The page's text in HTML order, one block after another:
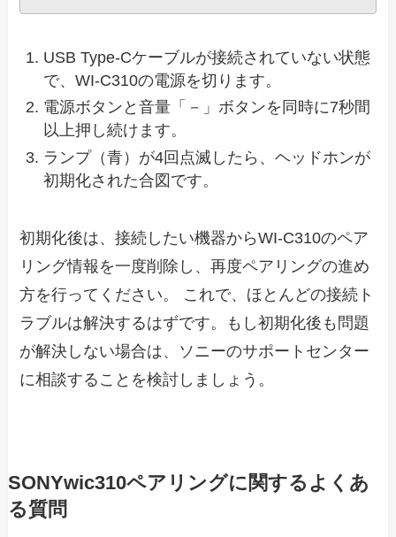
USB Type-Cケーブルが接続されていない状態
で、WI-C310の電源を切ります。
電源ボタンと音量「－」ボタンを同時に7秒間
以上押し続けます。
ランプ（青）が4回点滅したら、ヘッドホンが
初期化された合図です。
初期化後は、接続したい機器からWI-C310のペア
リング情報を一度削除し、再度ペアリングの進め
方を行ってください。 これで、ほとんどの接続ト
ラブルは解決するはずです。もし初期化後も問題
が解決しない場合は、ソニーのサポートセンター
に相談することを検討しましょう。
SONYwic310ペアリングに関するよくあ
る質問